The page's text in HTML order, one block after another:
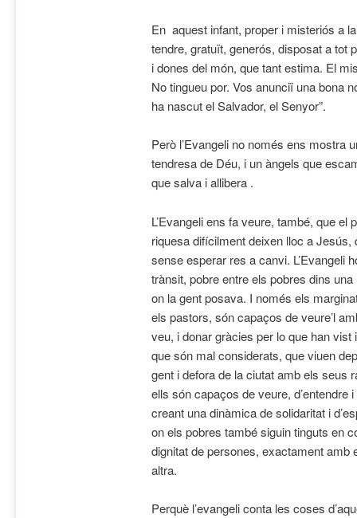
En aquest infant, proper i misteriós a
tendre, gratuït, generós, disposat a tot
i dones del món, que tant estima. El
No tingueu por. Vos anunciï una bona
ha nascut el Salvador, el Senyor”.
Però l’Evangeli no només ens mostra
tendresa de Déu, i un àngels que
que salva i allibera .
L’Evangeli ens fa veure, també, que el
riquesa difícilment deixen lloc a
sense esperar res a canvi. L’Evangeli
trànsit, pobre entre els pobres dins
on la gent posava. I només els
els pastors, són capaços de veure’l
veu, i donar gràcies per lo que han
que són mal considerats, que viuen
gent i defora de la ciutat amb els seus
ells són capaços de veure, d’entendre
creant una dinàmica de solidaritat i
on els pobres també siguin tinguts en
dignitat de persones, exactament amb
altra.
Perquè l’evangeli conta les coses